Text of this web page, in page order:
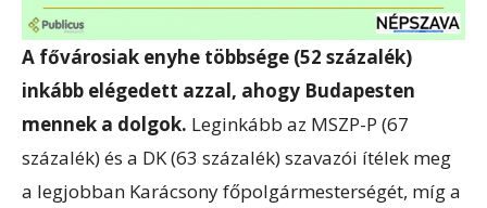
A fővárosiak enyhe többsége (52 százalék)
inkább elégedett azzal, ahogy Budapesten
mennek a dolgok. Leginkább az MSZP-P (67
százalék) és a DK (63 százalék) szavazói ítélek meg
a legjobban Karácsony főpolgármesterségét, míg a